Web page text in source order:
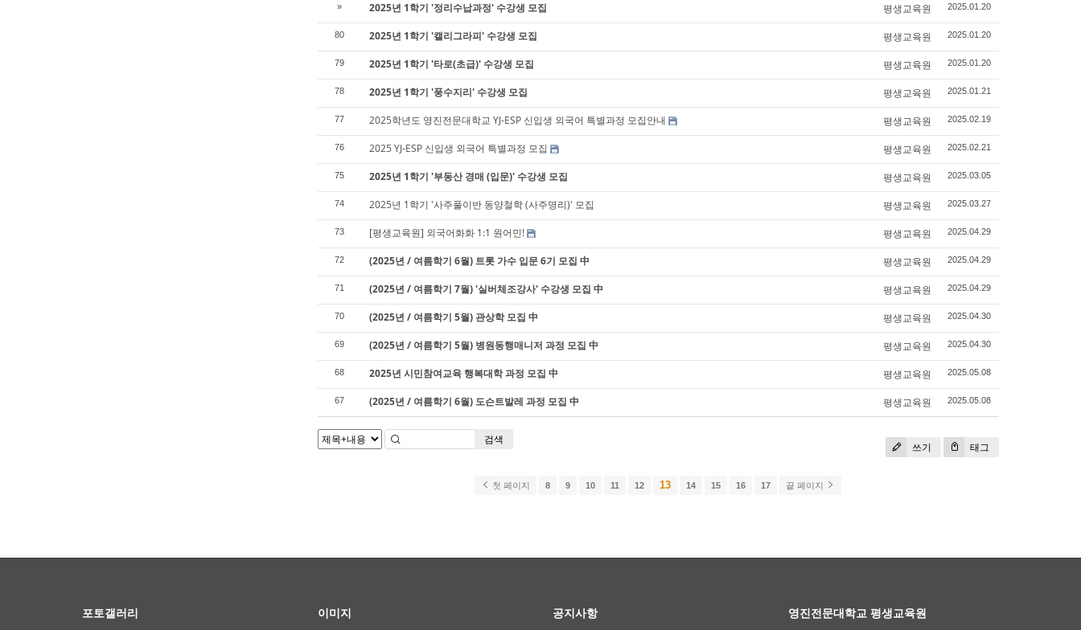
» 2025년 1학기 '정리수납과정' 수강생 모집 평생교육원 2025.01.20
80 2025년 1학기 '캘리그라피' 수강생 모집 평생교육원 2025.01.20
79 2025년 1학기 '타로(초급)' 수강생 모집 평생교육원 2025.01.20
78 2025년 1학기 '풍수지리' 수강생 모집 평생교육원 2025.01.21
77 2025학년도 영진전문대학교 YJ-ESP 신입생 외국어 특별과정 모집안내 평생교육원 2025.02.19
76 2025 YJ-ESP 신입생 외국어 특별과정 모집 평생교육원 2025.02.21
75 2025년 1학기 '부동산 경매 (입문)' 수강생 모집 평생교육원 2025.03.05
74 2025년 1학기 '사주풀이반 동양철학 (사주명리)' 모집 평생교육원 2025.03.27
73 [평생교육원] 외국어화화 1:1 원어민! 평생교육원 2025.04.29
72 (2025년 / 여름학기 6월) 트롯 가수 입문 6기 모집 中 평생교육원 2025.04.29
71 (2025년 / 여름학기 7월) '실버체조강사' 수강생 모집 中 평생교육원 2025.04.29
70 (2025년 / 여름학기 5월) 관상학 모집 中 평생교육원 2025.04.30
69 (2025년 / 여름학기 5월) 병원동행매니저 과정 모집 中 평생교육원 2025.04.30
68 2025년 시민참여교육 행복대학 과정 모집 中 평생교육원 2025.05.08
67 (2025년 / 여름학기 6월) 도슨트발레 과정 모집 中 평생교육원 2025.05.08
쓰기 태그
검색
첫 페이지 8 9 10 11 12 13 14 15 16 17 끝 페이지
포토갤러리 이미지 공지사항 영진전문대학교 평생교육원